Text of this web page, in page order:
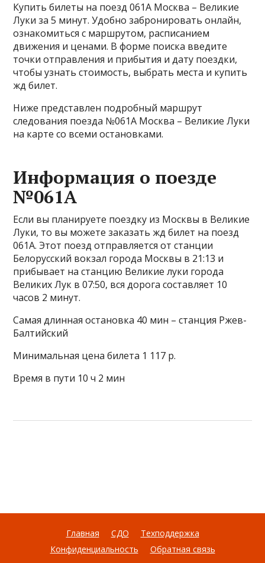
Купить билеты на поезд 061А Москва – Великие
Луки за 5 минут. Удобно забронировать онлайн,
ознакомиться с маршрутом, расписанием
движения и ценами. В форме поиска введите
точки отправления и прибытия и дату поездки,
чтобы узнать стоимость, выбрать места и купить
жд билет.
Ниже представлен подробный маршрут
следования поезда №061А Москва – Великие Луки
на карте со всеми остановками.
Информация о поезде
№061А
Если вы планируете поездку из Москвы в Великие
Луки, то вы можете заказать жд билет на поезд
061А. Этот поезд отправляется от станции
Белорусский вокзал города Москвы в 21:13 и
прибывает на станцию Великие луки города
Великих Лук в 07:50, вся дорога составляет 10
часов 2 минут.
Самая длинная остановка 40 мин – станция Ржев-
Балтийский
Минимальная цена билета 1 117 р.
Время в пути 10 ч 2 мин
Главная СДО
Техподдержка
Конфиденциальность
Обратная связь